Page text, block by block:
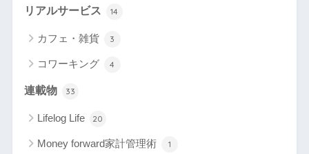
リアルサービス 14
カフェ・雑貨 3
コワーキング 4
連載物 33
Lifelog Life 20
Money forward家計管理術 1